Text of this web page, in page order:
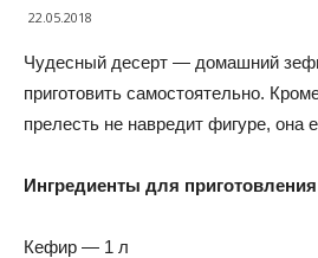
22.05.2018
Чудесный десерт — домашний
приготовить самостоятельно.
прелесть не навредит фигуре, она
Ингредиенты для
Кефир — 1 л